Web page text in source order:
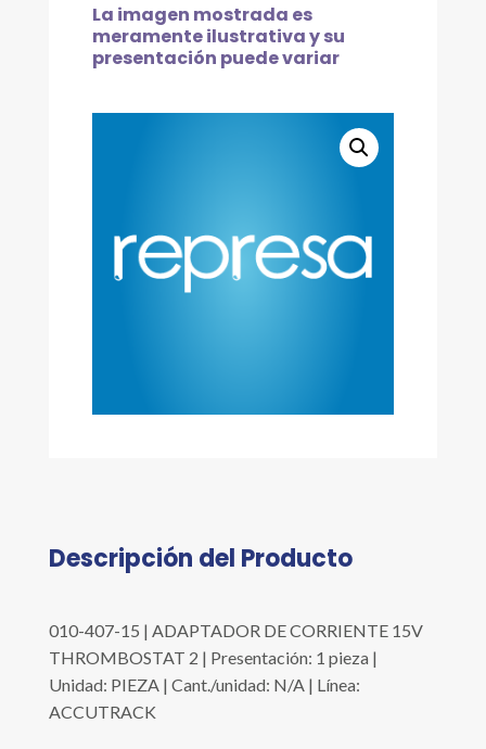
La imagen mostrada es
meramente ilustrativa y su
presentación puede variar
Descripción del Producto
010-407-15 | ADAPTADOR DE CORRIENTE 15V
THROMBOSTAT 2 | Presentación: 1 pieza |
Unidad: PIEZA | Cant./unidad: N/A | Línea:
ACCUTRACK